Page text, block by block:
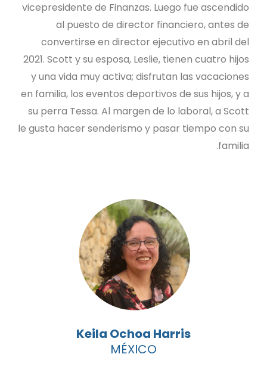
vicepresidente de Finanzas. Luego fue ascendido
al puesto de director financiero, antes de
convertirse en director ejecutivo en abril del
2021. Scott y su esposa, Leslie, tienen cuatro hijos
y una vida muy activa; disfrutan las vacaciones
en familia, los eventos deportivos de sus hijos, y a
su perra Tessa. Al margen de lo laboral, a Scott
le gusta hacer senderismo y pasar tiempo con su
familia.
Keila Ochoa Harris
MÉXICO